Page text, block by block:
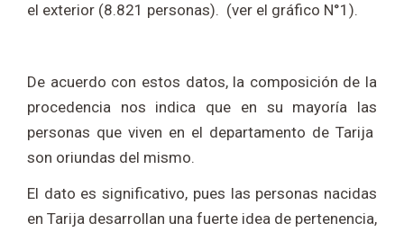
el exterior (8.821 personas). (ver el gráfico N°1).
De acuerdo con estos datos, la composición de la
procedencia nos indica que en su mayoría las
personas que viven en el departamento de Tarija
son oriundas del mismo.
El dato es significativo, pues las personas nacidas
en Tarija desarrollan una fuerte idea de pertenencia,